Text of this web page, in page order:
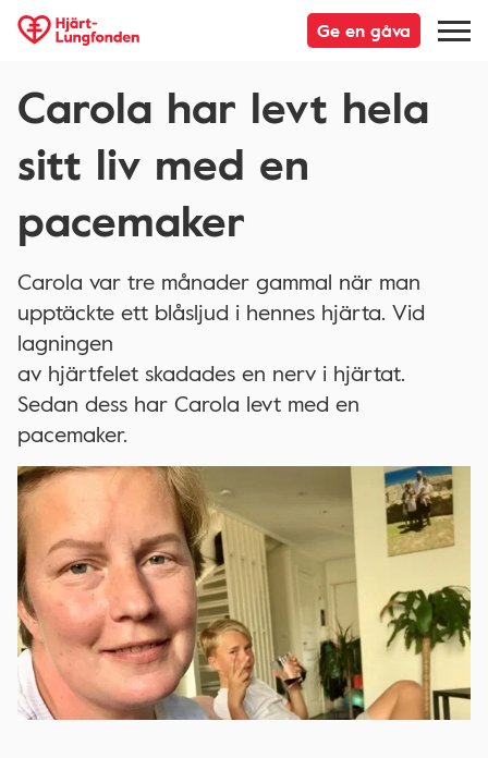
Ge en gåva
Carola har levt hela
sitt liv med en
pacemaker
Carola var tre månader gammal när man
upptäckte ett blåsljud i hennes hjärta. Vid
lagningen
av hjärtfelet skadades en nerv i hjärtat.
Sedan dess har Carola levt med en
pacemaker.